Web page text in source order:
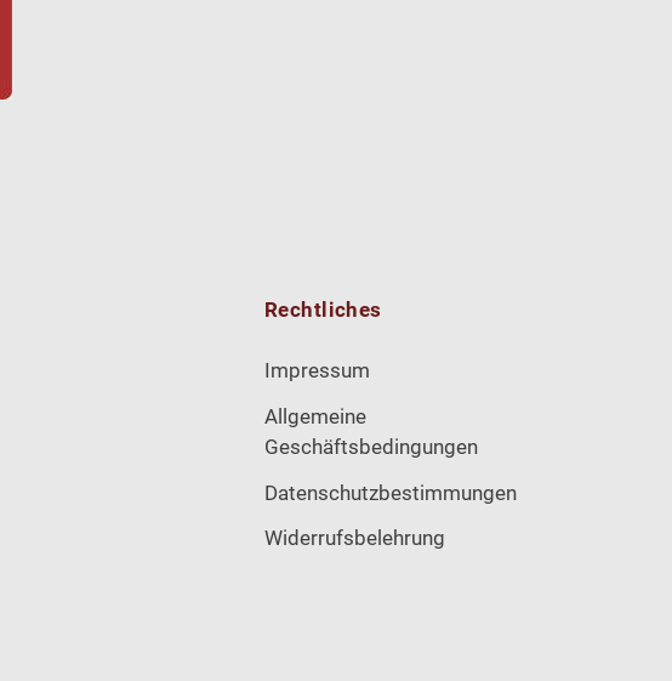
Rechtliches
Impressum
Allgemeine
Geschäftsbedingungen
Datenschutzbestimmungen
Widerrufsbelehrung